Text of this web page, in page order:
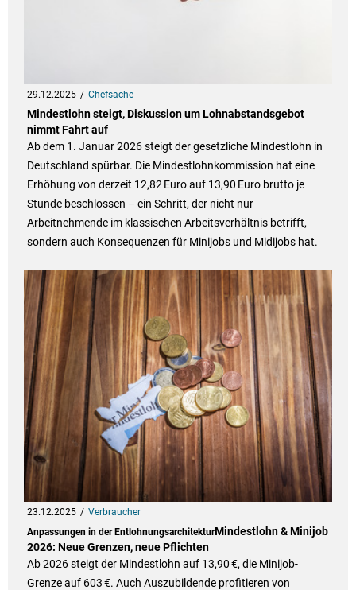
29.12.2025 Chefsache
Mindestlohn steigt, Diskussion um Lohnabstandsgebot
nimmt Fahrt auf
Ab dem 1. Januar 2026 steigt der gesetzliche Mindestlohn in
Deutschland spürbar. Die Mindestlohnkommission hat eine
Erhöhung von derzeit 12,82 Euro auf 13,90 Euro brutto je
Stunde beschlossen – ein Schritt, der nicht nur
Arbeitnehmende im klassischen Arbeitsverhältnis betrifft,
sondern auch Konsequenzen für Minijobs und Midijobs hat.
23.12.2025
Verbraucher
Anpassungen in der EntlohnungsarchitekturMindestlohn & Minijob
2026: Neue Grenzen, neue Pflichten
Ab 2026 steigt der Mindestlohn auf 13,90 €, die Minijob-
Grenze auf 603 €. Auch Auszubildende profitieren von